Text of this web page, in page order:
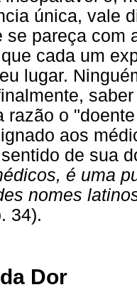
única, vale
se pareça com
cada um
lugar.
razão o
aos
de sua
é uma
nomes
34).
Dor